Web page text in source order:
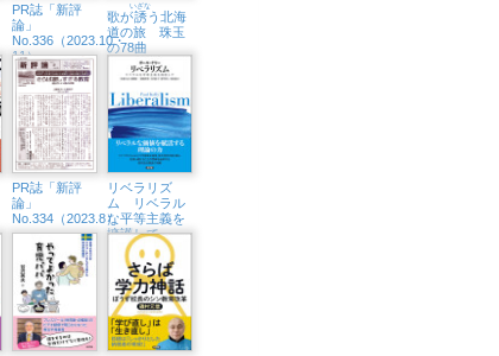
PR誌「新評
論」
No.336（2023.10・
11）
歌が誘
いざな
う北海
道の旅 珠玉
の78曲
PR誌「新評
論」
No.334（2023.8）
リベラリズ
ム リベラル
な平等主義を
擁護して